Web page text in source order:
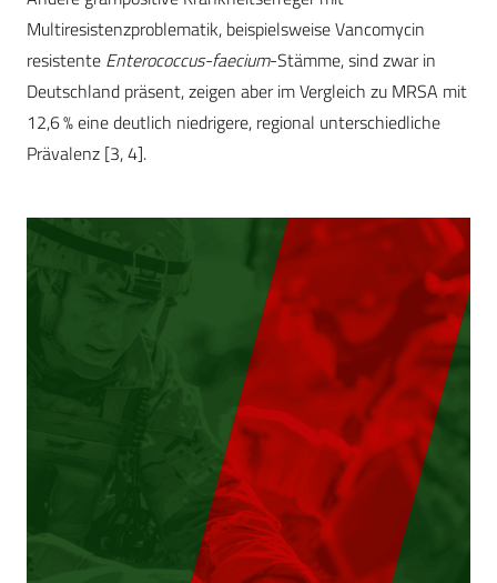
Multiresistenzproblematik, beispielsweise Vancomycin
resistente Enterococcus-faecium-Stämme, sind zwar in
Deutschland präsent, zeigen aber im Vergleich zu MRSA mit
12,6 % eine deutlich niedrigere, regional unterschiedliche
Prävalenz [3, 4].